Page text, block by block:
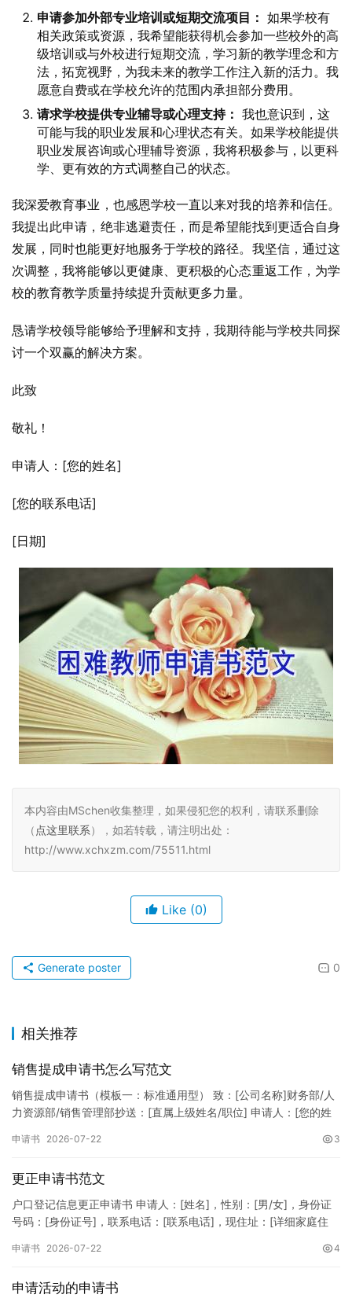
申请参加外部专业培训或短期交流项目： 如果学校有
相关政策或资源，我希望能获得机会参加一些校外的高
级培训或与外校进行短期交流，学习新的教学理念和方
法，拓宽视野，为我未来的教学工作注入新的活力。我
愿意自费或在学校允许的范围内承担部分费用。
请求学校提供专业辅导或心理支持： 我也意识到，这
可能与我的职业发展和心理状态有关。如果学校能提供
职业发展咨询或心理辅导资源，我将积极参与，以更科
学、更有效的方式调整自己的状态。
我深爱教育事业，也感恩学校一直以来对我的培养和信任。
我提出此申请，绝非逃避责任，而是希望能找到更适合自身
发展，同时也能更好地服务于学校的路径。我坚信，通过这
次调整，我将能够以更健康、更积极的心态重返工作，为学
校的教育教学质量持续提升贡献更多力量。
恳请学校领导能够给予理解和支持，我期待能与学校共同探
讨一个双赢的解决方案。
此致
敬礼！
申请人：[您的姓名]
[您的联系电话]
[日期]
本内容由MSchen收集整理，如果侵犯您的权利，请联系删除
（ 点这里联系），如若转载，请注明出处：
http://www.xchxzm.com/75511.html
Like (0)
0
Generate poster
相关推荐
销售提成申请书怎么写范文
销售提成申请书（模板一：标准通用型） 致：[公司名称]财务部/人
力资源部/销售管理部抄送：[直属上级姓名/职位] 申请人：[您的姓
申请书 2026-07-22 3
更正申请书范文
户口登记信息更正申请书 申请人：[姓名]，性别：[男/女]，身份证
号码：[身份证号]，联系电话：[联系电话]，现住址：[详细家庭住
申请书 2026-07-22 4
申请活动的申请书